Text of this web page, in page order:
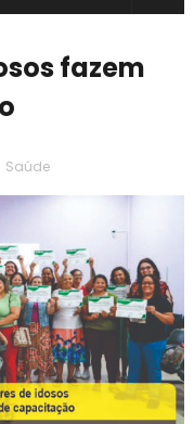
fazem
Saúde